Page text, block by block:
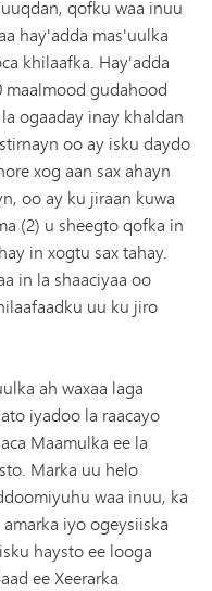
qofku waa inuu
hay'adda mas'uulka
khilaafka. Hay'adda
maalmood gudahood
ogaaday inay khaldan
oo ay isku daydo
xog aan sax ahayn
oo ay ku jiraan kuwa
(2) u sheegto qofka in
in xogtu sax tahay.
in la shaaciyaa oo
uu ku jiro
ah waxaa laga
iyadoo la raacayo
Maamulka ee la
Marka uu helo
waa inuu, ka
iyo ogeysiiska
haysto ee looga
ee Xeerarka